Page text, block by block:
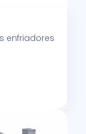
enfriadores